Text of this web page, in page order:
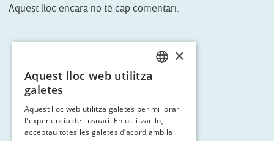
Aquest lloc encara no té cap comentari.
SPANISH
×
Aquest lloc web utilitza
galetes
Aquest lloc web utilitza galetes per millorar
l'experiència de l'usuari. En utilitzar-lo,
acceptau totes les galetes d’acord amb la